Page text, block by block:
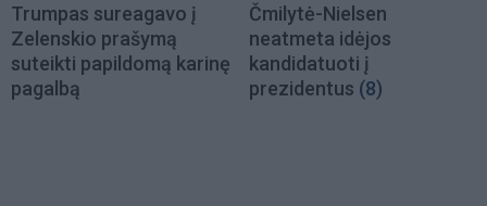
Trumpas sureagavo į
Zelenskio prašymą
suteikti papildomą karinę
pagalbą
Čmilytė-Nielsen
neatmeta idėjos
kandidatuoti į
prezidentus (8)